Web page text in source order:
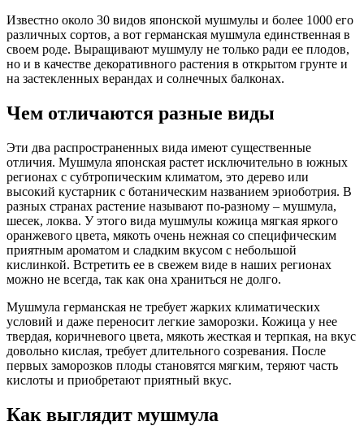
Известно около 30 видов японской мушмулы и более 1000 его
различных сортов, а вот германская мушмула единственная в
своем роде. Выращивают мушмулу не только ради ее плодов,
но и в качестве декоративного растения в открытом грунте и
на застекленных верандах и солнечных балконах.
Чем отличаются разные виды
Эти два распространенных вида имеют существенные
отличия. Мушмула японская растет исключительно в южных
регионах с субтропическим климатом, это дерево или
высокий кустарник с ботаническим названием эриоботрия. В
разных странах растение называют по-разному – мушмула,
шесек, локва. У этого вида мушмулы кожица мягкая яркого
оранжевого цвета, мякоть очень нежная со специфическим
приятным ароматом и сладким вкусом с небольшой
кислинкой. Встретить ее в свежем виде в наших регионах
можно не всегда, так как она храниться не долго.
Мушмула германская не требует жарких климатических
условий и даже переносит легкие заморозки. Кожица у нее
твердая, коричневого цвета, мякоть жесткая и терпкая, на вкус
довольно кислая, требует длительного созревания. После
первых заморозков плоды становятся мягким, теряют часть
кислоты и приобретают приятный вкус.
Как выглядит мушмула